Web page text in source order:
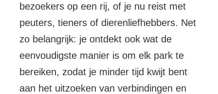
bezoekers op een rij, of je nu reist met
peuters, tieners of dierenliefhebbers. Net
zo belangrijk: je ontdekt ook wat de
eenvoudigste manier is om elk park te
bereiken, zodat je minder tijd kwijt bent
aan het uitzoeken van verbindingen en